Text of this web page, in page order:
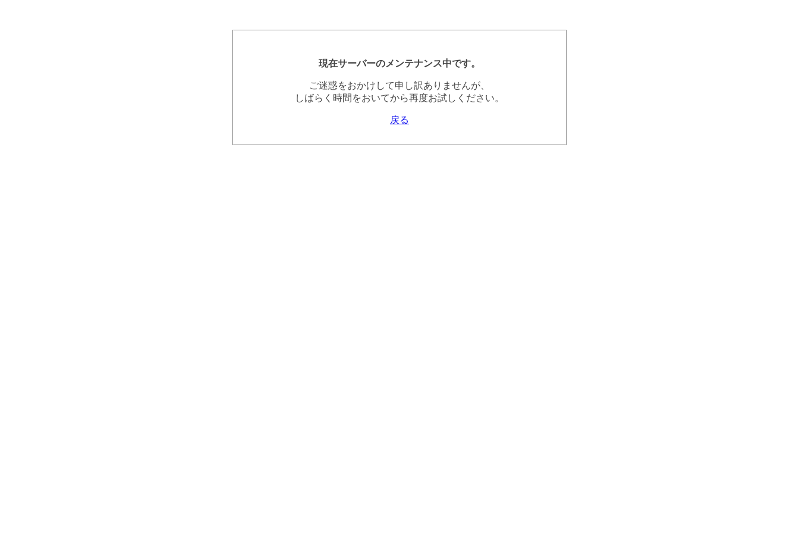
現在サーバーのメンテナンス中です。
ご迷惑をおかけして申し訳ありませんが、
しばらく時間をおいてから再度お試しください。
戻る